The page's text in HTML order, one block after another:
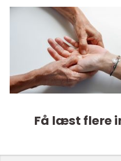
Få læst flere